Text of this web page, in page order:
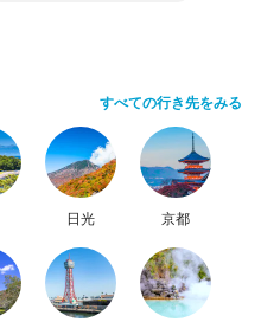
すべての行き先をみる
日光 京都